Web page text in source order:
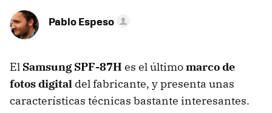
Pablo Espeso
El Samsung SPF-87H es el últimomarco de
fotos digital del fabricante, y presenta unas
características técnicas bastante interesantes.